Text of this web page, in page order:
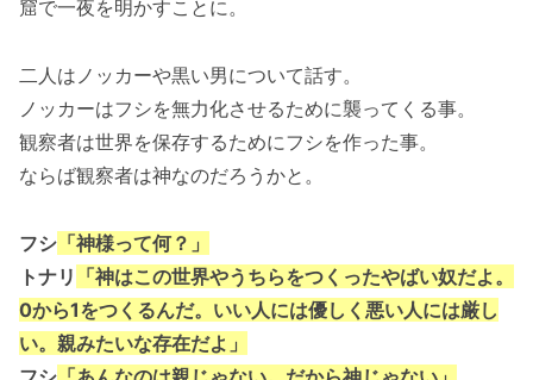
窟で一夜を明かすことに。
二人はノッカーや黒い男について話す。
ノッカーはフシを無力化させるために襲ってくる事。
観察者は世界を保存するためにフシを作った事。
ならば観察者は神なのだろうかと。
フシ 「神様って何？」
トナリ 「神はこの世界やうちらをつくったやばい奴だよ。
0から1をつくるんだ。いい人には優しく悪い人には厳し
い。親みたいな存在だよ」